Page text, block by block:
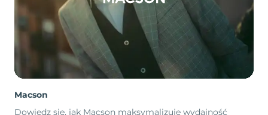
Macson
Dowiedz się, jak Macson maksymalizuje wydajność